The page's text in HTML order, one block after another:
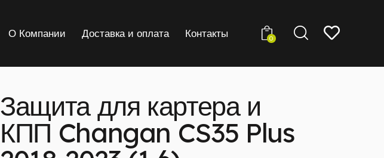
О Компании Доставка и оплата Контакты 0
Защита для картера и
КПП Changan CS35 Plus